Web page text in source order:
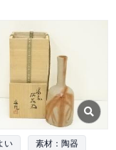
い 素材：陶器